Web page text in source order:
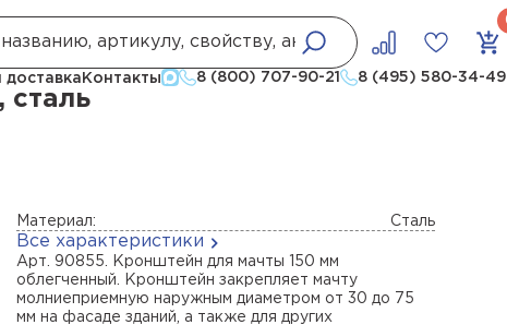
доставка Контакты 8 (800) 707-90-21 8 (495) 580-34-49
для мачты 150 мм облегченный, сталь
сталь
Материал: Сталь
Все характеристики
Арт. 90855. Кронштейн для мачты 150 мм
облегченный. Кронштейн закрепляет мачту
молниеприемную наружным диаметром от 30 до 75
мм на фасаде зданий, а также для других